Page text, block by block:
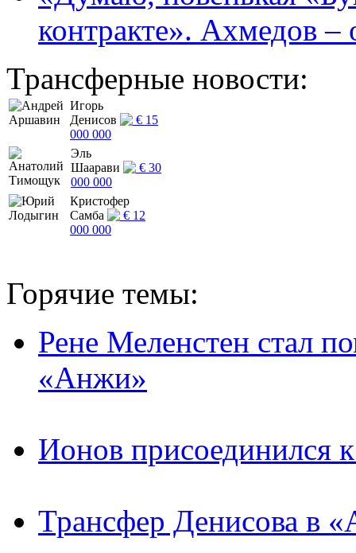
контракте». Ахмедов
Трансферные новости:
Игорь
Денисов
€ 15
000 000
Эль
Шаарави
€ 30
000 000
Кристофер
Самба
€ 12
000 000
Горячие темы:
Рене Меленстен стал
«Анжи»
Ионов присоединился
Трансфер Денисова в